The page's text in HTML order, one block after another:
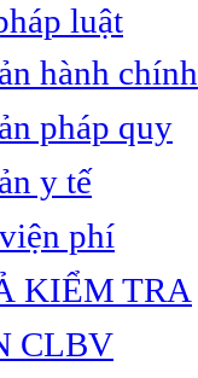
luật
hành chính
pháp quy
y tế
phí
KIỂM TRA
CLBV